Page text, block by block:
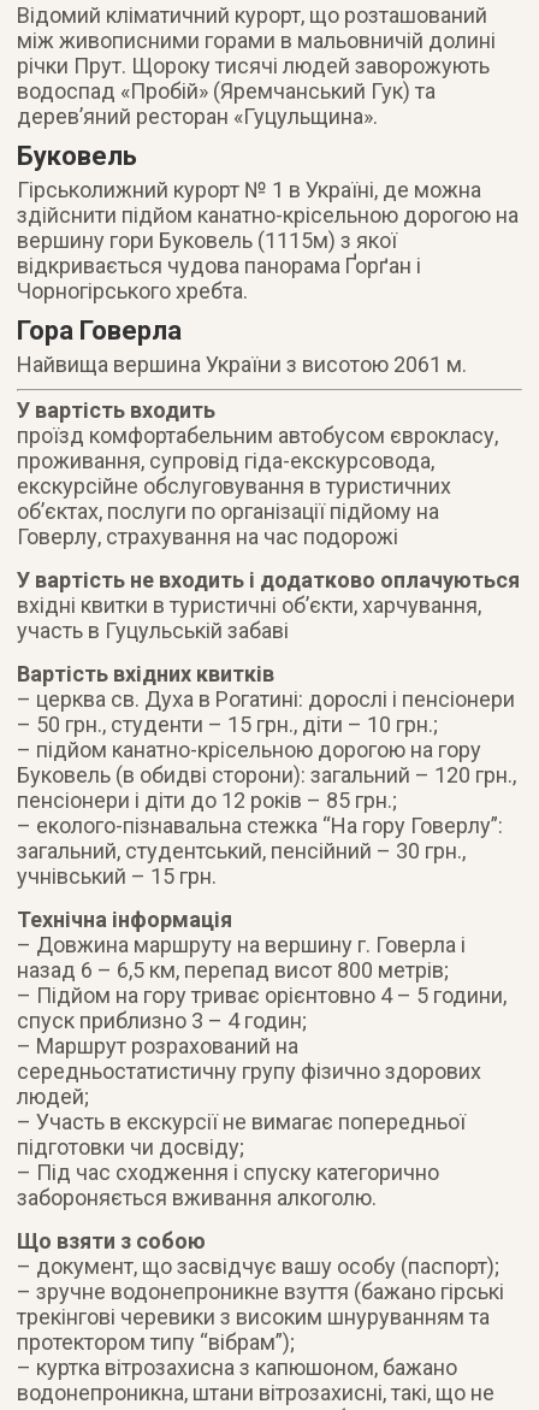
Відомий кліматичний курорт, що розташований
між живописними горами в мальовничій долині
річки Прут. Щороку тисячі людей заворожують
водоспад «Пробій» (Яремчанський Гук) та
дерев’яний ресторан «Гуцульщина».
Буковель
Гірськолижний курорт № 1 в Україні, де можна
здійснити підйом канатно-крісельною дорогою на
вершину гори Буковель (1115м) з якої
відкривається чудова панорама Ґорґан і
Чорногірського хребта.
Гора Говерла
Найвища вершина України з висотою 2061 м.
У вартість входить
проїзд комфортабельним автобусом єврокласу,
проживання, супровід гіда-екскурсовода,
екскурсійне обслуговування в туристичних
об’єктах, послуги по організації підйому на
Говерлу, страхування на час подорожі
У вартість не входить і додатково оплачуються
вхідні квитки в туристичні об’єкти, харчування,
участь в Гуцульській забаві
Вартість вхідних квитків
– церква св. Духа в Рогатині: дорослі і пенсіонери
– 50 грн., студенти – 15 грн., діти – 10 грн.;
– підйом канатно-крісельною дорогою на гору
Буковель (в обидві сторони): загальний – 120 грн.,
пенсіонери і діти до 12 років – 85 грн.;
– еколого-пізнавальна стежка “На гору Говерлу”:
загальний, студентський, пенсійний – 30 грн.,
учнівський – 15 грн.
Технічна інформація
– Довжина маршруту на вершину г. Говерла і
назад 6 – 6,5 км, перепад висот 800 метрів;
– Підйом на гору триває орієнтовно 4 – 5 години,
спуск приблизно 3 – 4 годин;
– Маршрут розрахований на
середньостатистичну групу фізично здорових
людей;
– Участь в екскурсії не вимагає попередньої
підготовки чи досвіду;
– Під час сходження і спуску категорично
забороняється вживання алкоголю.
Що взяти з собою
– документ, що засвідчує вашу особу (паспорт);
– зручне водонепроникне взуття (бажано гірські
трекінгові черевики з високим шнуруванням та
протектором типу “вібрам”);
– куртка вітрозахисна з капюшоном, бажано
водонепроникна, штани вітрозахисні, такі, що не